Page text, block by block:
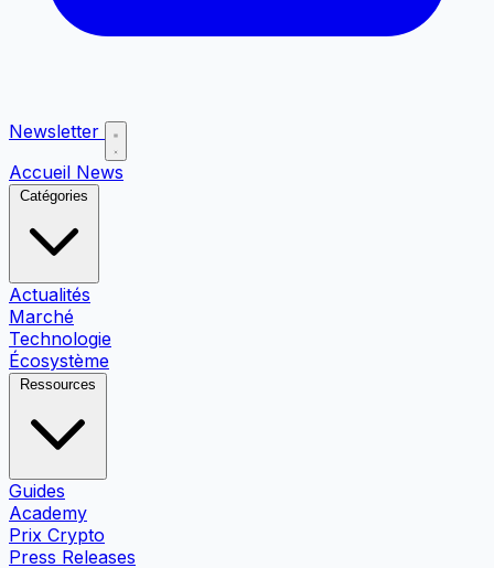
Newsletter
Accueil News
Catégories
Actualités
Marché
Technologie
Écosystème
Ressources
Guides
Academy
Prix Crypto
Press Releases